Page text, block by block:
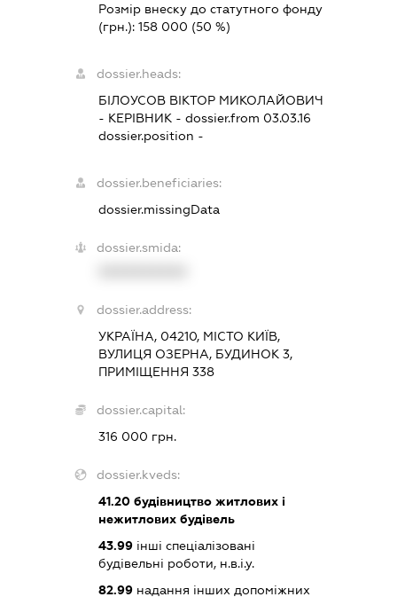
Розмір внеску до статутного фонду
(грн.): 158 000 (50 %)
dossier.heads:
БІЛОУСОВ ВІКТОР МИКОЛАЙОВИЧ
- КЕРІВНИК - dossier.from 03.03.16
dossier.position -
dossier.beneficiaries:
dossier.missingData
dossier.smida:
dossier.address:
УКРАЇНА, 04210, МІСТО КИЇВ,
ВУЛИЦЯ ОЗЕРНА, БУДИНОК 3,
ПРИМІЩЕННЯ 338
dossier.capital:
316 000 грн.
dossier.kveds:
41.20будівництво житлових і
нежитлових будівель
43.99інші спеціалізовані
будівельні роботи, н.в.і.у.
82.99надання інших допоміжних